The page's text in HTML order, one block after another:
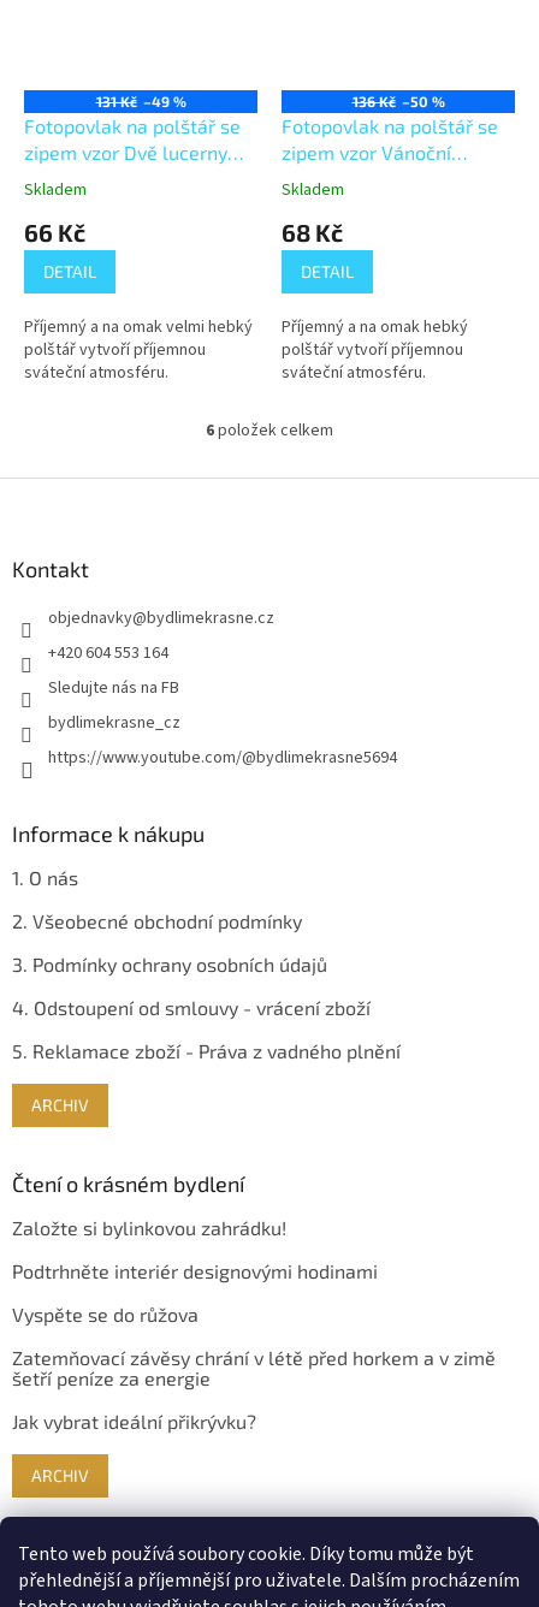
Tento web používá soubory cookie. Díky tomu může být
přehlednější a příjemnější pro uživatele. Dalším procházením
131 Kč –49 %
Fotopovlak na polštář se
zipem vzor Dvě lucerny
40x40
Skladem
66 Kč
DETAIL
Příjemný a na omak velmi hebký
polštář vytvoří příjemnou
sváteční atmosféru.
136 Kč –50 %
Fotopovlak na polštář se
zipem vzor Vánoční
lucerna 40x40
Skladem
68 Kč
DETAIL
Příjemný a na omak hebký
polštář vytvoří příjemnou
sváteční atmosféru.
O
l
p
ý
6položek celkem
Kontakt
objednavky@bydlimekrasne.cz
+420 604 553 164
Sledujte nás na FB
bydlimekrasne_cz
https://www.youtube.com/@bydlimekrasne5694
Informace k nákupu
1. O nás
2. Všeobecné obchodní podmínky
3. Podmínky ochrany osobních údajů
4. Odstoupení od smlouvy - vrácení zboží
5. Reklamace zboží - Práva z vadného plnění
ARCHIV
Čtení o krásném bydlení
Založte si bylinkovou zahrádku!
Podtrhněte interiér designovými hodinami
Vyspěte se do růžova
Zatemňovací závěsy chrání v létě před horkem a v zimě
šetří peníze za energie
Jak vybrat ideální přikrývku?
ARCHIV